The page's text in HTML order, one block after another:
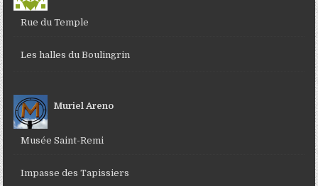
Rue du Temple
Les halles du Boulingrin
Muriel Areno
Musée Saint-Remi
Impasse des Tapissiers